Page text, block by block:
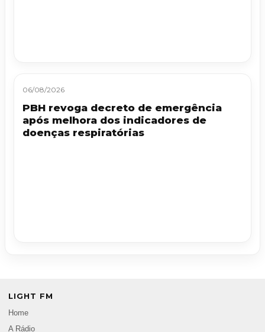
06/08/2026
PBH revoga decreto de emergência
após melhora dos indicadores de
doenças respiratórias
LIGHT FM
Home
A Rádio